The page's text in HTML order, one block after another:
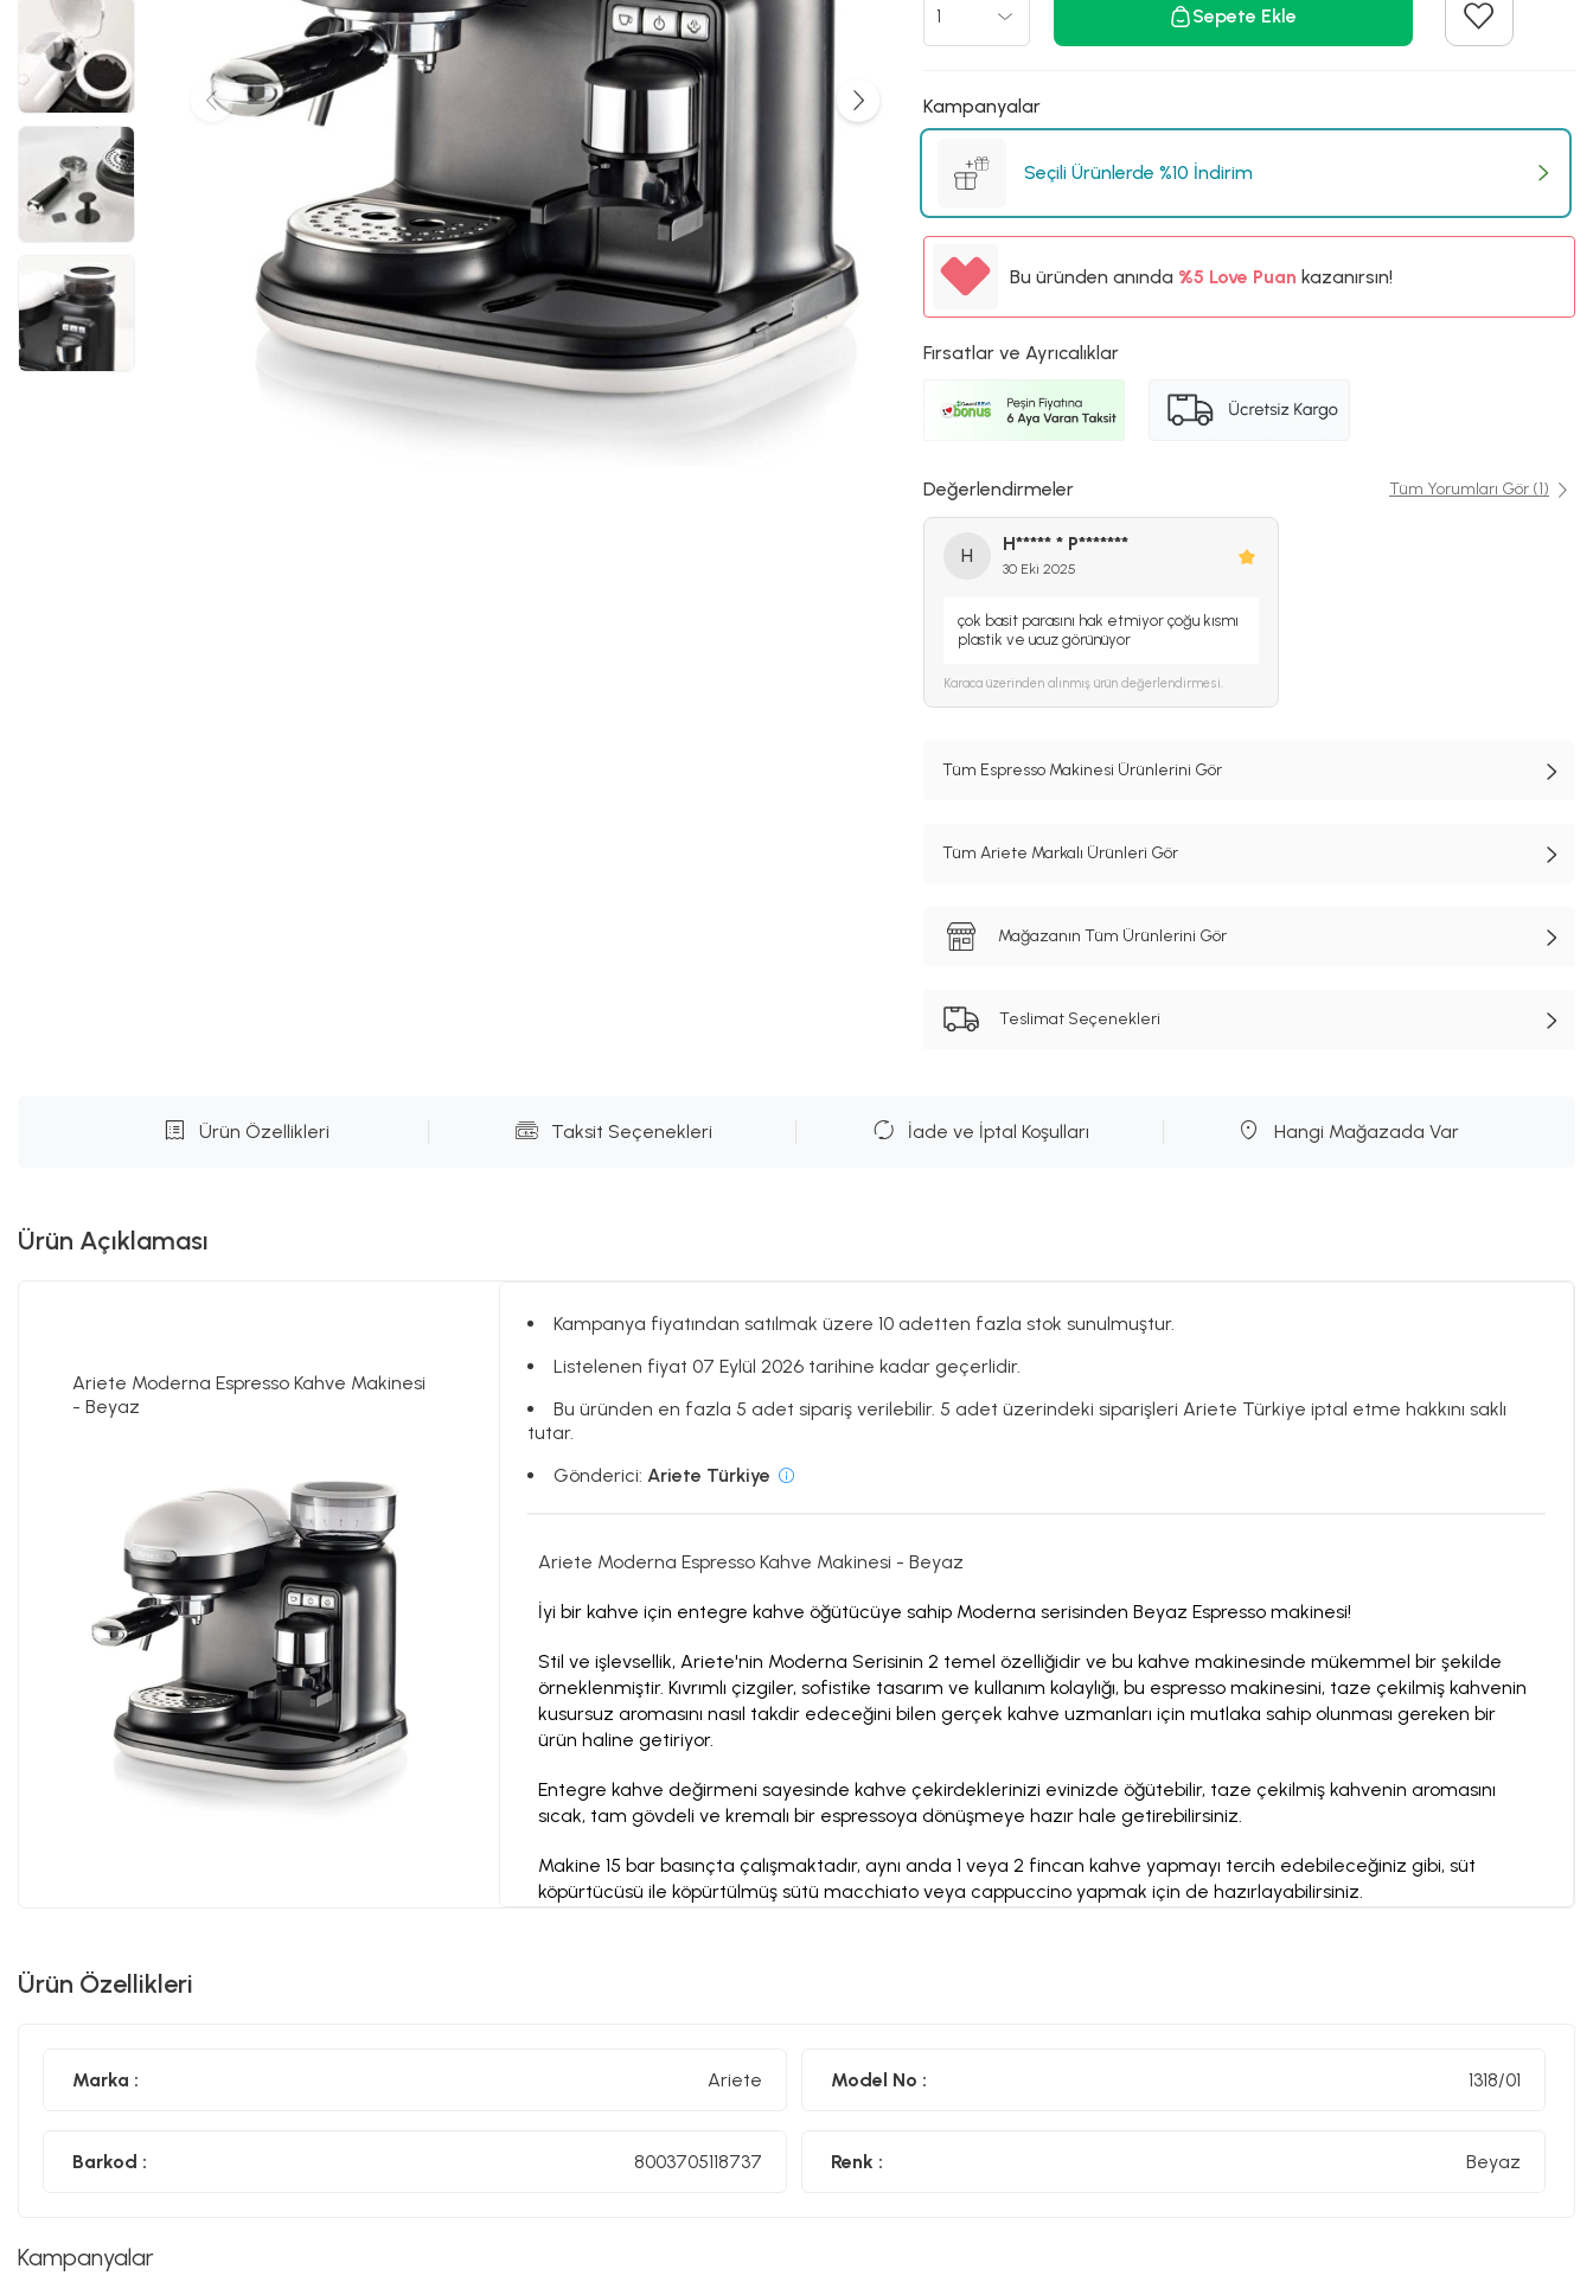
Sepete Ekle
Kampanyalar
Seçili Ürünlerde %10 İndirim
Bu üründen anında 900TLLove Puankazanırsın!
Fırsatlar ve Ayrıcalıklar
Değerlendirmeler Tüm Yorumları Gör (1)
H
H***** * P*******
30 Eki 2025
çok basit parasını hak etmiyor çoğu kısmı
plastik ve ucuz görünüyor
Karaca üzerinden alınmış ürün değerlendirmesi.
Tüm Espresso Makinesi Ürünlerini Gör
Tüm Ariete Markalı Ürünleri Gör
Mağazanın Tüm Ürünlerini Gör
Teslimat Seçenekleri
Ürün Özellikleri Taksit Seçenekleri İade ve İptal Koşulları Hangi Mağazada Var
Ürün Açıklaması
Ariete Moderna Espresso Kahve Makinesi
- Beyaz
Kampanya fiyatından satılmak üzere 10 adetten fazla stok sunulmuştur.
Listelenen fiyat 07 Eylül 2026 tarihine kadar geçerlidir.
Bu üründen en fazla 5 adet sipariş verilebilir. 5 adet üzerindeki siparişleri Ariete Türkiye iptal etme hakkını saklı
tutar.
Gönderici: Ariete Türkiye
Ariete Moderna Espresso Kahve Makinesi - Beyaz
İyi bir kahve için entegre kahve öğütücüye sahip Moderna serisinden Beyaz Espresso makinesi!
Stil ve işlevsellik, Ariete'nin Moderna Serisinin 2 temel özelliğidir ve bu kahve makinesinde mükemmel bir şekilde
örneklenmiştir. Kıvrımlı çizgiler, sofistike tasarım ve kullanım kolaylığı, bu espresso makinesini, taze çekilmiş kahvenin
kusursuz aromasını nasıl takdir edeceğini bilen gerçek kahve uzmanları için mutlaka sahip olunması gereken bir
ürün haline getiriyor.
Entegre kahve değirmeni sayesinde kahve çekirdeklerinizi evinizde öğütebilir, taze çekilmiş kahvenin aromasını
sıcak, tam gövdeli ve kremalı bir espressoya dönüşmeye hazır hale getirebilirsiniz.
Makine 15 bar basınçta çalışmaktadır, aynı anda 1 veya 2 fincan kahve yapmayı tercih edebileceğiniz gibi, süt
köpürtücüsü ile köpürtülmüş sütü macchiato veya cappuccino yapmak için de hazırlayabilirsiniz.
• Entegre Süt köpürtücü
Ürün Özellikleri
Marka : Ariete Model No : 1318/01
Barkod : 8003705118737 Renk : Beyaz
Kampanyalar